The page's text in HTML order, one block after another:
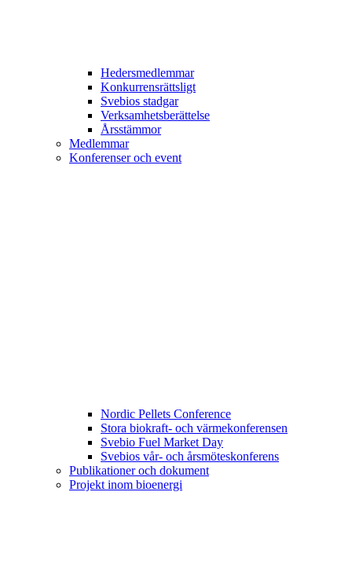
Hedersmedlemmar
Konkurrensrättsligt
Svebios stadgar
Verksamhetsberättelse
Årsstämmor
Medlemmar
Konferenser och event
Nordic Pellets Conference
Stora biokraft- och värmekonferensen
Svebio Fuel Market Day
Svebios vår- och årsmöteskonferens
Publikationer och dokument
Projekt inom bioenergi